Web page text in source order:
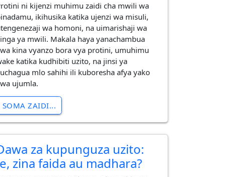
ni kijenzi muhimu zaidi cha mwili wa
ikihusika katika ujenzi wa misuli,
wa homoni, na uimarishaji wa
ya mwili. Makala haya yanachambua
kina vyanzo bora vya protini, umuhimu
katika kudhibiti uzito, na jinsi ya
mlo sahihi ili kuboresha afya yako
ujumla.
SOMA ZAIDI...
za kupunguza uzito:
zina faida au madhara?